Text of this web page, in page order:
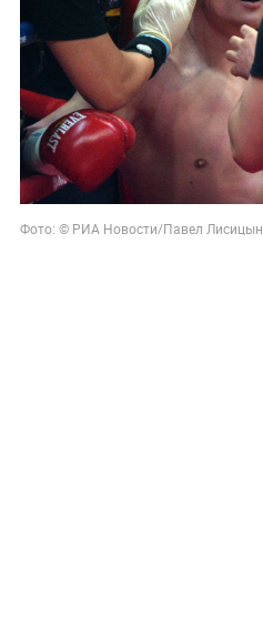
Фото: © РИА Новости/Павел Лисицын